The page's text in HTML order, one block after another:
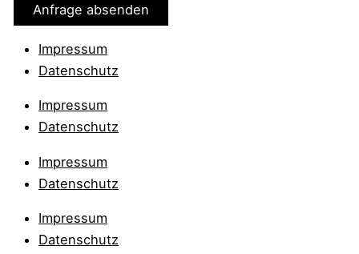
Impressum
Datenschutz
Impressum
Datenschutz
Impressum
Datenschutz
Impressum
Datenschutz